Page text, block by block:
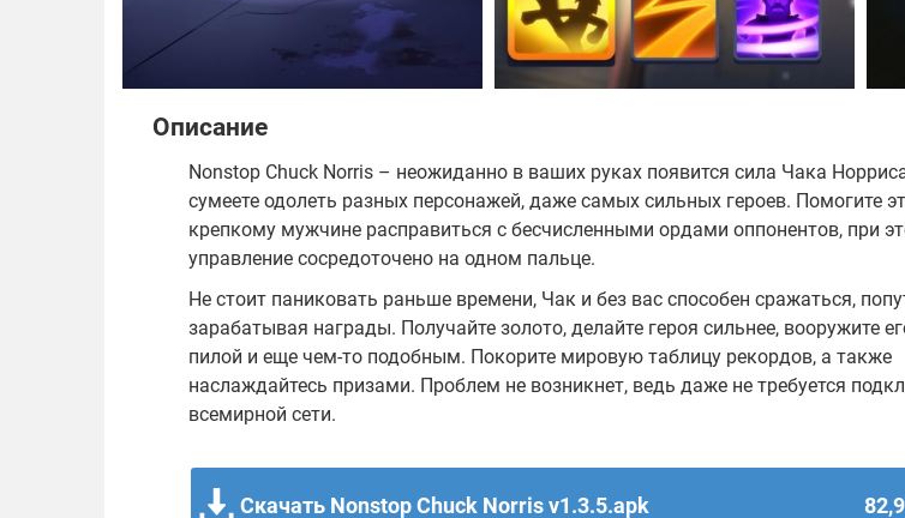
Описание
Nonstop Chuck Norris – неожиданно в ваших руках появится сила Чака
сумеете одолеть разных персонажей, даже самых сильных героев. Помогите
крепкому мужчине расправиться с бесчисленными ордами оппонентов, при
управление сосредоточено на одном пальце.
Не стоит паниковать раньше времени, Чак и без вас способен сражаться,
зарабатывая награды. Получайте золото, делайте героя сильнее, вооружите
пилой и еще чем-то подобным. Покорите мировую таблицу рекордов, а также
наслаждайтесь призами. Проблем не возникнет, ведь даже не требуется
всемирной сети.
Скачать Nonstop Chuck Norris v1.3.5.apk